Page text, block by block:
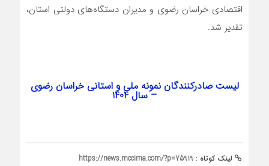
اقتصادی خراسان رضوی و مدیران دستگاه‌های دولتی استان،
تقدیر شد.
لیست صادرکنندگان نمونه ملی و استانی خراسان رضوی
– سال 1404
لینک کوتاه : https://news.mccima.com/?p=75919